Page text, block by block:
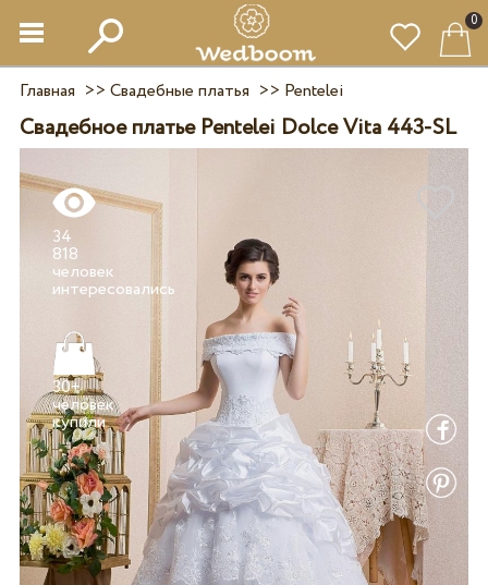
0
Главная >> Свадебные платья >> Pentelei
Свадебное платье Pentelei Dolce Vita 443-SL
34
818
человек
30+
человек
купили